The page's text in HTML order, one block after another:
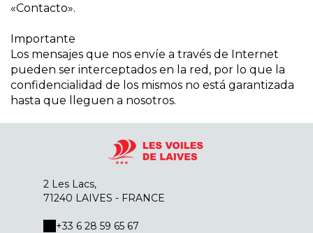
«Contacto».
Importante
Los mensajes que nos envíe a través de Internet
pueden ser interceptados en la red, por lo que la
confidencialidad de los mismos no está garantizada
hasta que lleguen a nosotros.
2 Les Lacs,
71240 LAIVES - FRANCE
+33 6 28 59 65 67